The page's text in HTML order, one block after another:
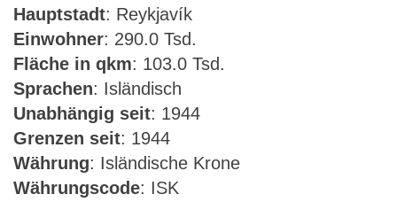
Hauptstadt: Reykjavík
Einwohner: 290.0 Tsd.
Fläche in qkm: 103.0 Tsd.
Sprachen: Isländisch
Unabhängig seit: 1944
Grenzen seit: 1944
Währung: Isländische Krone
Währungscode: ISK